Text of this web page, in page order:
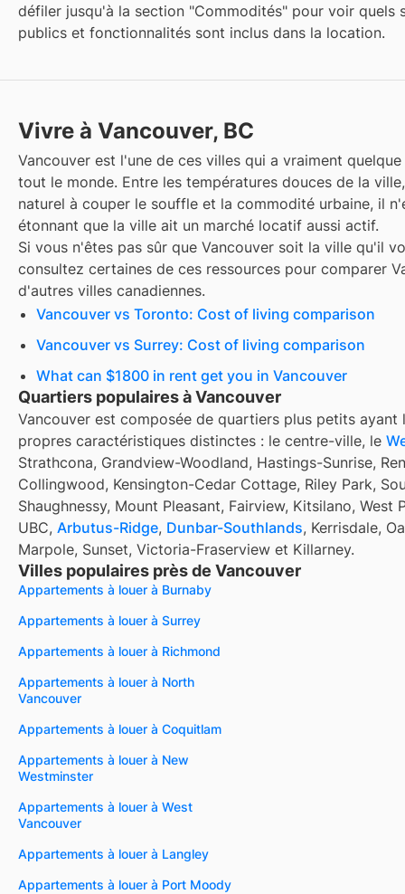
défiler jusqu'à la section "Commodités" pour voir quels
publics et fonctionnalités sont inclus dans la location.
Vivre à Vancouver, BC
Vancouver est l'une de ces villes qui a vraiment
tout le monde. Entre les températures douces de la
naturel à couper le souffle et la commodité urbaine, il
étonnant que la ville ait un marché locatif aussi actif.
Si vous n'êtes pas sûr que Vancouver soit la ville qu'il
consultez certaines de ces ressources pour comparer
d'autres villes canadiennes.
Vancouver vs Toronto: Cost of living comparison
Vancouver vs Surrey: Cost of living comparison
What can $1800 in rent get you in Vancouver
Quartiers populaires à Vancouver
Vancouver est composée de quartiers plus petits ayant
propres caractéristiques distinctes : le centre-ville, le
Strathcona, Grandview-Woodland, Hastings-Sunrise,
Collingwood, Kensington-Cedar Cottage, Riley Park,
Shaughnessy, Mount Pleasant, Fairview, Kitsilano, West
UBC, Arbutus-Ridge, Dunbar-Southlands, Kerrisdale,
Marpole, Sunset, Victoria-Fraserview et Killarney.
Villes populaires près de Vancouver
Appartements à louer à Burnaby
Appartements à louer à Surrey
Appartements à louer à Richmond
Appartements à louer à North
Vancouver
Appartements à louer à Coquitlam
Appartements à louer à New
Westminster
Appartements à louer à West
Vancouver
Appartements à louer à Langley
Appartements à louer à Port Moody